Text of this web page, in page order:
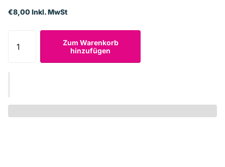
€8,00 Inkl. MwSt
Zum Warenkorb
hinzufügen